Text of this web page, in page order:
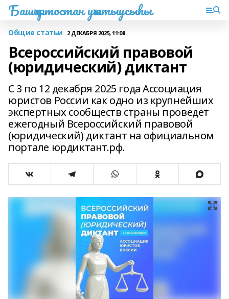
Башҡортостан уҡытыусыһы
Общие статьи 2 ДЕКАБРЯ 2025, 11:08
Всероссийский правовой
(юридический) диктант
С 3 по 12 декабря 2025 года Ассоциация
юристов России как одно из крупнейших
экспертных сообществ страны проведет
ежегодный Всероссийский правовой
(юридический) диктант на официальном
портале юрдиктант.рф.